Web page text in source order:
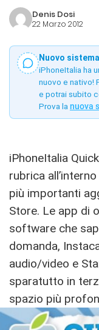
Denis Dosi
22 Marzo 2012
Nuovo
iPhoneItalia ha
nuovo e nativo!
e potrai subito
Prova la nuova
iPhoneItalia
rubrica
più importanti
Store. Le app di
software che
domanda,
audio/video e
sparatutto in
spazio più